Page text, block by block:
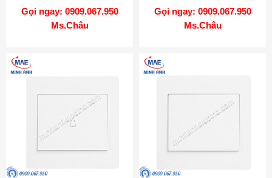
Gọi ngay: 0909.067.950
Ms.Châu
Gọi ngay: 0909.067.950
Ms.Châu